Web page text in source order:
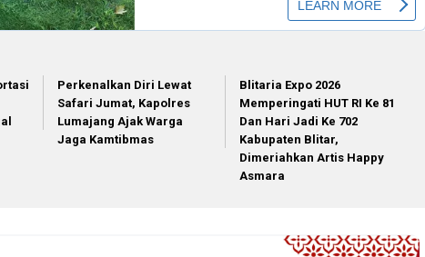
Perkenalkan Diri Lewat
Safari Jumat, Kapolres
Lumajang Ajak Warga
Jaga Kamtibmas
Blitaria Expo 2026
Memperingati HUT RI Ke 81
Dan Hari Jadi Ke 702
Kabupaten Blitar,
Dimeriahkan Artis Happy
Asmara